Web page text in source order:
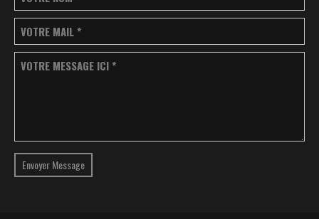
VOTRE MAIL *
VOTRE MESSAGE ICI *
Envoyer Message